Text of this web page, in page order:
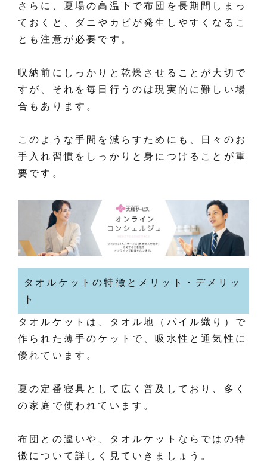
さらに、夏場の高温下で布団を長期間しまっ
ておくと、ダニやカビが発生しやすくなるこ
とも注意が必要です。
収納前にしっかりと乾燥させることが大切で
すが、それを毎日行うのは現実的に難しい場
合もあります。
このような手間を減らすためにも、日々のお
手入れ習慣をしっかりと身につけることが重
要です。
タオルケットの特徴とメリット・デメリッ
ト
タオルケットは、タオル地（パイル織り）で
作られた薄手のケットで、吸水性と通気性に
優れています。
夏の定番寝具として広く普及しており、多く
の家庭で使われています。
布団との違いや、タオルケットならではの特
徴について詳しく見ていきましょう。